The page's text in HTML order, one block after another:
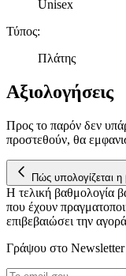
χρησιμοποιώντας
την προβολή
μετρήσεις σχετικά
εικόνα του κοινού
τοποθεσίας μας
διαφημίσεων και
Unisex
Τύπος:
Πλάτης
Αξιολογήσεις
Προς το παρόν δεν
προστεθούν, θα
Πώς υπολογίζεται η
Η τελική βαθμολογία
που έχουν
επιβεβαιώσει την
Γράψου στο Νewsletter